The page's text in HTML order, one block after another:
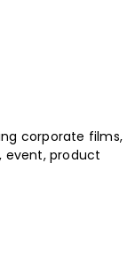
corporate films,
event, product